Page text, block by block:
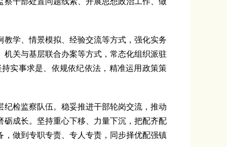
学、情景模拟、经验交流等方式，强化实务
关与基层联合办案等方式，常态化组织派驻
实事求是、依规依纪依法，精准运用政策策
检监察队伍。稳妥推进干部轮岗交流，推动
成长。坚持重心下移、力量下沉，把配齐配
做到专职专责、专人专责，同步择优配强镇